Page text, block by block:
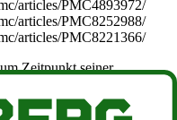
articles/PMC4893972/
articles/PMC8252988/
articles/PMC8221366/
Zeitpunkt seiner
wider.